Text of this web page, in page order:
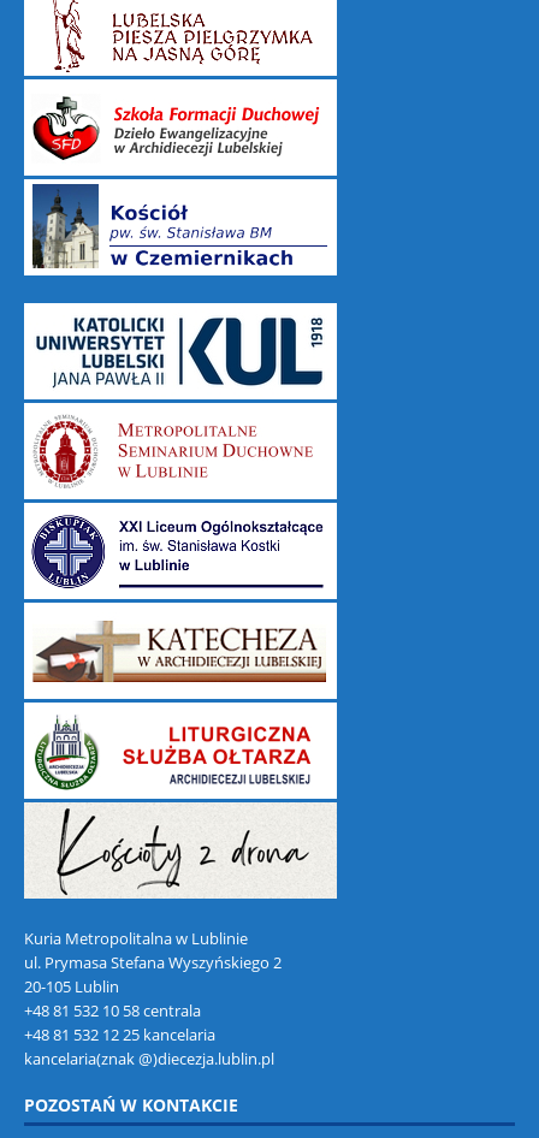
Kuria Metropolitalna w Lublinie
ul. Prymasa Stefana Wyszyńskiego 2
20-105 Lublin
+48 81 532 10 58 centrala
+48 81 532 12 25 kancelaria
kancelaria(znak @)diecezja.lublin.pl
POZOSTAŃ W KONTAKCIE